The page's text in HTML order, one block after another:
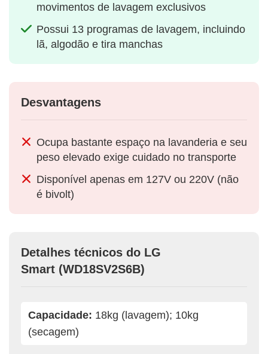
movimentos de lavagem exclusivos
Possui 13 programas de lavagem, incluindo
lã, algodão e tira manchas
Desvantagens
Ocupa bastante espaço na lavanderia e seu
peso elevado exige cuidado no transporte
Disponível apenas em 127V ou 220V (não
é bivolt)
Detalhes técnicos do LG
Smart (WD18SV2S6B)
Capacidade: 18kg (lavagem); 10kg
(secagem)